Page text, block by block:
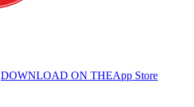
DOWNLOAD ON THEApp Store